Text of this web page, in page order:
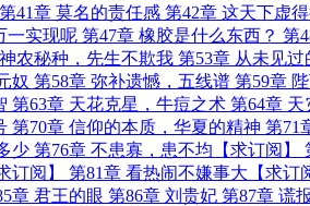
第41章 莫名的责任感 第42章 这天下虚
一实现呢 第47章 橡胶是什么东西？ 第
农秘种，先生不欺我 第53章 从未见过
奴 第58章 弥补遗憾，五线谱 第59章
第63章 天花克星，牛痘之术 第64章 天
第70章 信仰的本质，华夏的精神 第71
少 第76章 不患寡，患不均【求订阅】
订阅】 第81章 看热闹不嫌事大【求订
章 君王的眼 第86章 刘贵妃 第87章 谎